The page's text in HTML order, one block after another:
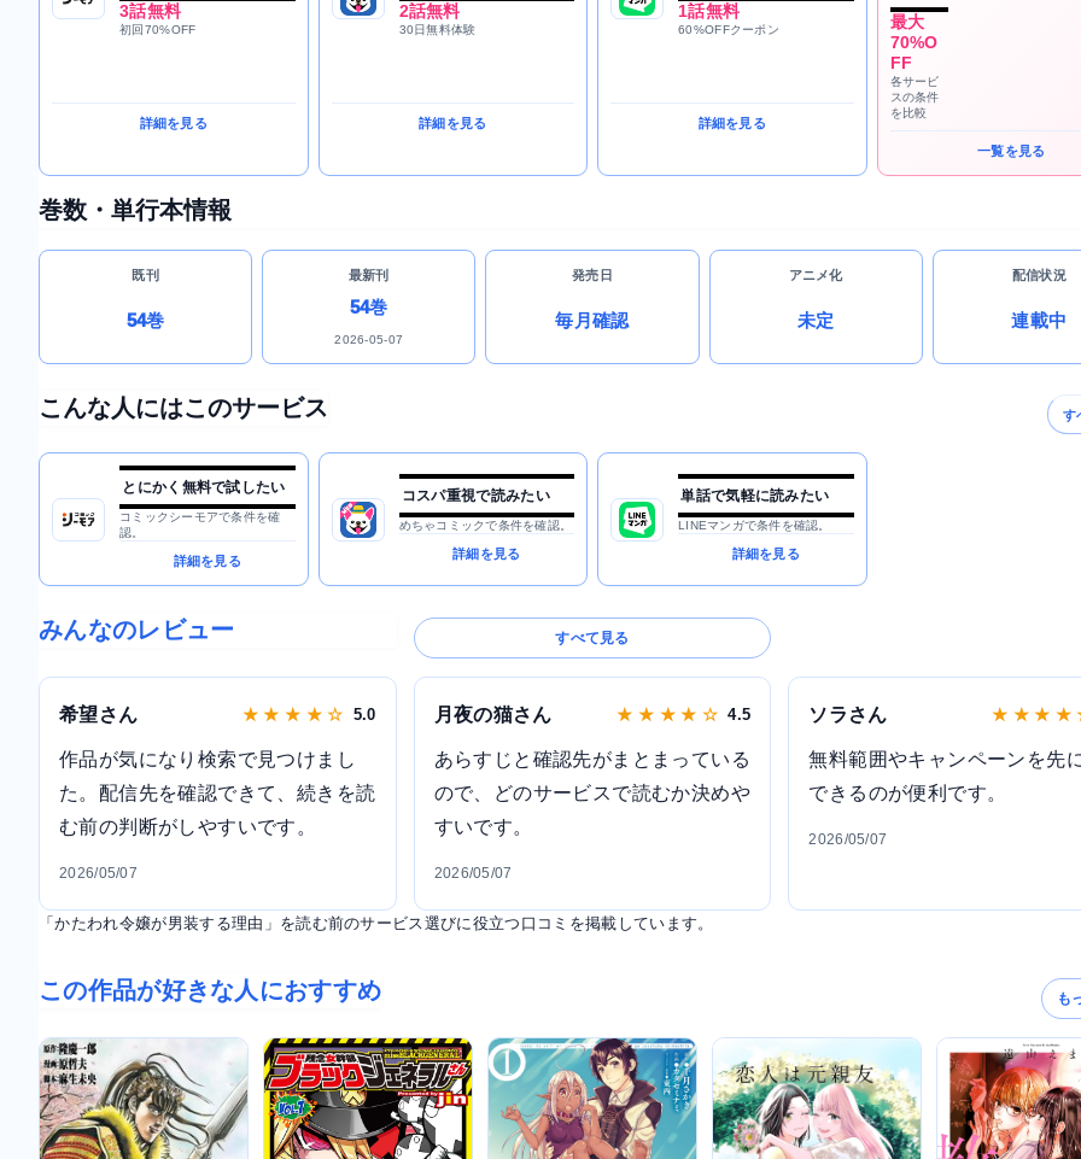
3話無料
初回70%OFF
詳細を見る
2話無料
30日無料体験
詳細を見る
1話無料
60%OFFクーポン
詳細を見る
最大
70%O
FF
各サービ
スの条件
を比較
一覧を見る
巻数・単行本情報
既刊
54巻
最新刊
54巻
2026-05-07
発売日
毎月確認
アニメ化
未定
配信状況
連載中
こんな人にはこのサービス す
とにかく無料で試したい
コミックシーモアで条件を確
認。
詳細を見る
コスパ重視で読みたい
めちゃコミックで条件を確認。
詳細を見る
単話で気軽に読みたい
LINEマンガで条件を確認。
詳細を見る
みんなのレビュー すべて見る
希望さん ★ ★ ★ ★ ☆ 5.0
作品が気になり検索で見つけまし
た。配信先を確認できて、続きを読
む前の判断がしやすいです。
2026/05/07
月夜の猫さん ★ ★ ★ ★ ☆ 4.5
あらすじと確認先がまとまっている
ので、どのサービスで読むか決めや
すいです。
2026/05/07
ソラさん ★ ★ ★ ★
無料範囲やキャンペーンを先
できるのが便利です。
2026/05/07
「かたわれ令嬢が男装する理由」を読む前のサービス選びに役立つ口コミを掲載しています。
この作品が好きな人におすすめ も